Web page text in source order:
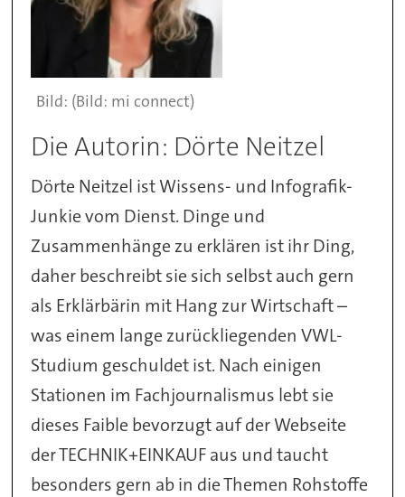
(Bild: mi connect)
Die Autorin: Dörte Neitzel
Dörte Neitzel ist Wissens- und Infografik-
Junkie vom Dienst. Dinge und
Zusammenhänge zu erklären ist ihr Ding,
daher beschreibt sie sich selbst auch gern
als Erklärbärin mit Hang zur Wirtschaft –
was einem lange zurückliegenden VWL-
Studium geschuldet ist. Nach einigen
Stationen im Fachjournalismus lebt sie
dieses Faible bevorzugt auf der Webseite
der TECHNIK+EINKAUF aus und taucht
besonders gern ab in die Themen Rohstoffe